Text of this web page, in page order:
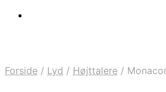
Forside / Lyd / Højttalere /